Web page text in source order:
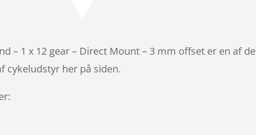
– 1 x 12 gear – Direct Mount – 3 mm offset er en af
cykeludstyr her på siden.